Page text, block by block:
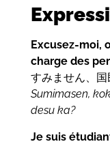
Excusez-moi,
charge des
すみません、
Sumimasen,
desu ka?
Je suis